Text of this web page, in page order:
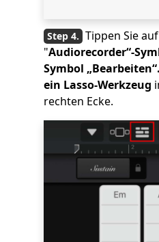
Tippen Sie
"Audiorecorder“-
Symbol „Bearbeiten“.
ein Lasso-Werkzeug
rechten Ecke.